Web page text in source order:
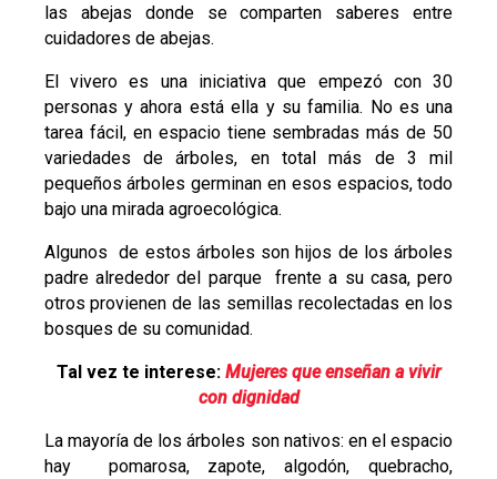
las abejas donde se comparten saberes entre
cuidadores de abejas.
El vivero es una iniciativa que empezó con 30
personas y ahora está ella y su familia. No es una
tarea fácil, en espacio tiene sembradas más de 50
variedades de árboles, en total más de 3 mil
pequeños árboles germinan en esos espacios, todo
bajo una mirada agroecológica.
Algunos de estos árboles son hijos de los árboles
padre alrededor del parque frente a su casa, pero
otros provienen de las semillas recolectadas en los
bosques de su comunidad.
Tal vez te interese: Mujeres que enseñan a vivir
con dignidad
La mayoría de los árboles son nativos: en el espacio
hay pomarosa, zapote, algodón, quebracho,